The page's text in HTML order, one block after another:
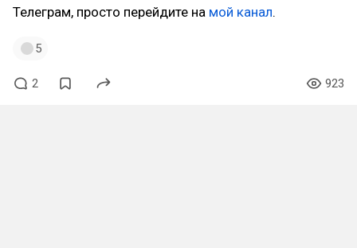
Телеграм, просто перейдите на мой канал.
5
2 923